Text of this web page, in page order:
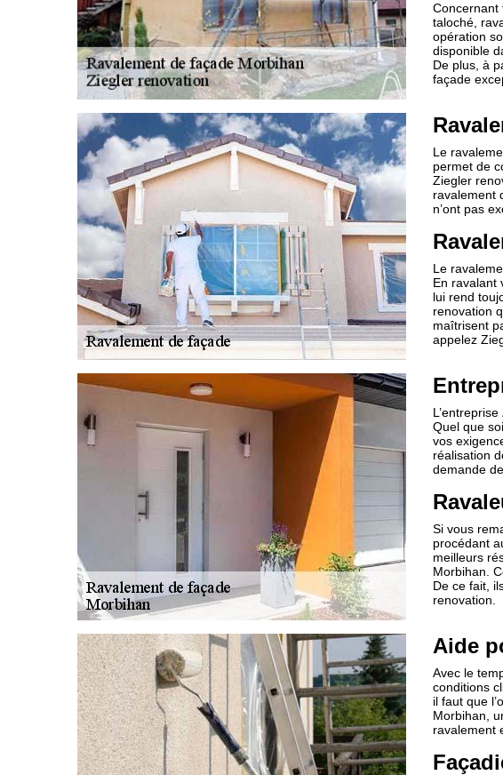
Concernant
taloché,
opération
disponible
De plus, à
façade
Le
permet de
Ziegler
ravalement
n’ont pas
Le
En ravalant
lui rend
renovation
maîtrisent
appelez
Quel que
vos
réalisation
demande
Si vous
procédant
meilleurs
Morbihan.
De ce fait,
renovation.
Aide
Avec le
conditions
il faut que
Morbihan,
ravalement